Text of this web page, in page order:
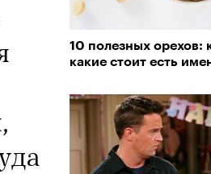
10 полезных орехов:
какие стоит есть